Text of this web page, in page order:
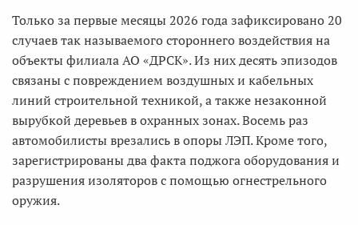
Только за первые месяцы 2026 года зафиксировано 20
случаев так называемого стороннего воздействия на
объекты филиала АО «ДРСК». Из них десять эпизодов
связаны с повреждением воздушных и кабельных
линий строительной техникой, а также незаконной
вырубкой деревьев в охранных зонах. Восемь раз
автомобилисты врезались в опоры ЛЭП. Кроме того,
зарегистрированы два факта поджога оборудования и
разрушения изоляторов с помощью огнестрельного
оружия.